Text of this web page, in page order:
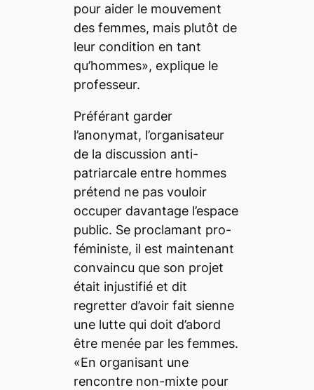
pour aider le mouvement
des femmes, mais plutôt de
leur condition en tant
qu’hommes», explique le
professeur.
Préférant garder
l’anonymat, l’organisateur
de la discussion anti-
patriarcale entre hommes
prétend ne pas vouloir
occuper davantage l’espace
public. Se proclamant pro-
féministe, il est maintenant
convaincu que son projet
était injustifié et dit
regretter d’avoir fait sienne
une lutte qui doit d’abord
être menée par les femmes.
«En organisant une
rencontre non-mixte pour